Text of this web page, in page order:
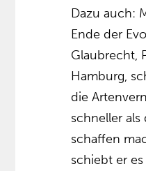
Dazu auch:
Ende der
Glaubrecht,
Hamburg,
die
schneller als
schaffen
schiebt er